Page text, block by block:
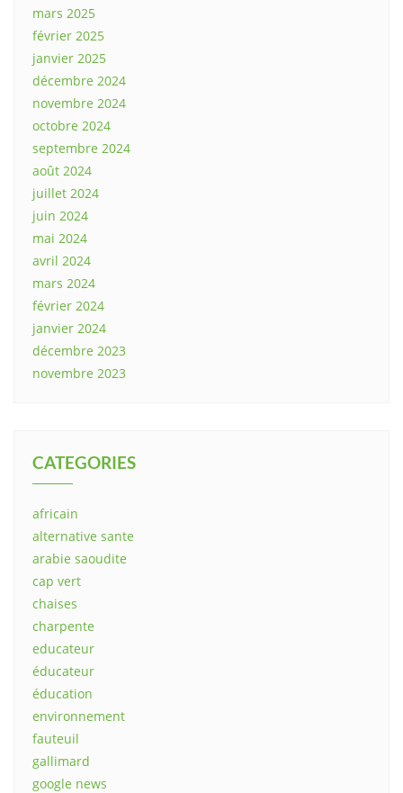
mars 2025
février 2025
janvier 2025
décembre 2024
novembre 2024
octobre 2024
septembre 2024
août 2024
juillet 2024
juin 2024
mai 2024
avril 2024
mars 2024
février 2024
janvier 2024
décembre 2023
novembre 2023
CATEGORIES
africain
alternative sante
arabie saoudite
cap vert
chaises
charpente
educateur
éducateur
éducation
environnement
fauteuil
gallimard
google news